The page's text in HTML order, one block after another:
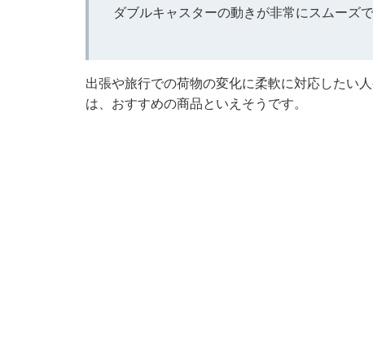
ダブルキャスターの動きが非常にスムーズ
出張や旅行での荷物の変化に柔軟に対応したい
は、おすすめの商品といえそうです。